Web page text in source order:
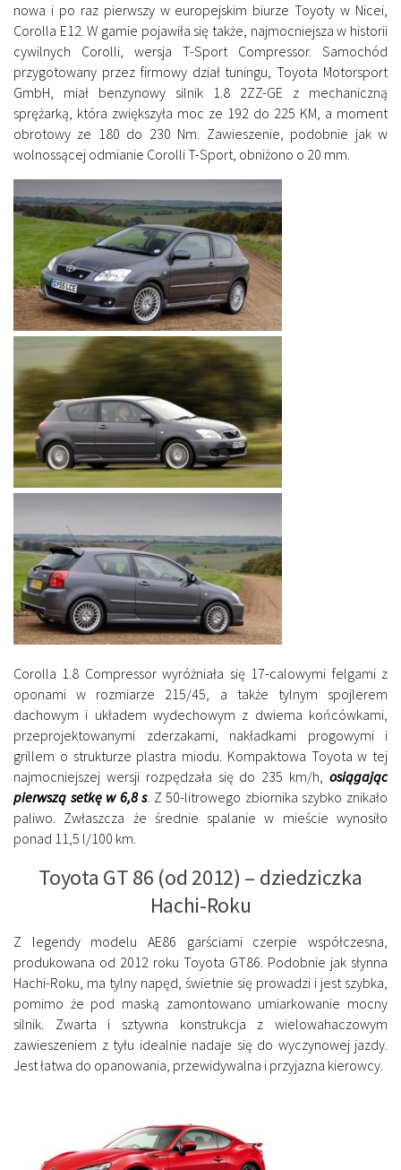
nowa i po raz pierwszy w europejskim biurze Toyoty w Nicei,
Corolla E12. W gamie pojawiła się także, najmocniejsza w historii
cywilnych Corolli, wersja T-Sport Compressor. Samochód
przygotowany przez firmowy dział tuningu, Toyota Motorsport
GmbH, miał benzynowy silnik 1.8 2ZZ-GE z mechaniczną
sprężarką, która zwiększyła moc ze 192 do 225 KM, a moment
obrotowy ze 180 do 230 Nm. Zawieszenie, podobnie jak w
wolnossącej odmianie Corolli T-Sport, obniżono o 20 mm.
Corolla 1.8 Compressor wyróżniała się 17-calowymi felgami z
oponami w rozmiarze 215/45, a także tylnym spojlerem
dachowym i układem wydechowym z dwiema końcówkami,
przeprojektowanymi zderzakami, nakładkami progowymi i
grillem o strukturze plastra miodu. Kompaktowa Toyota w tej
najmocniejszej wersji rozpędzała się do 235 km/h, osiągając
pierwszą setkę w 6,8 s. Z 50-litrowego zbiornika szybko znikało
paliwo. Zwłaszcza że średnie spalanie w mieście wynosiło
ponad 11,5 l/100 km.
Toyota GT 86 (od 2012) – dziedziczka
Hachi-Roku
Z legendy modelu AE86 garściami czerpie współczesna,
produkowana od 2012 roku Toyota GT86. Podobnie jak słynna
Hachi-Roku, ma tylny napęd, świetnie się prowadzi i jest szybka,
pomimo że pod maską zamontowano umiarkowanie mocny
silnik. Zwarta i sztywna konstrukcja z wielowahaczowym
zawieszeniem z tyłu idealnie nadaje się do wyczynowej jazdy.
Jest łatwa do opanowania, przewidywalna i przyjazna kierowcy.